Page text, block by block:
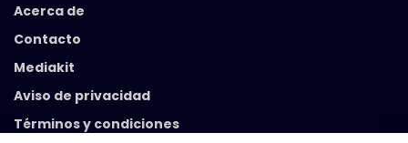
Acerca de
Contacto
Mediakit
Aviso de privacidad
Términos y condiciones